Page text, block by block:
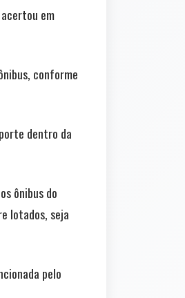
em
conforme
dentro da
ônibus do
lotados, seja
pelo